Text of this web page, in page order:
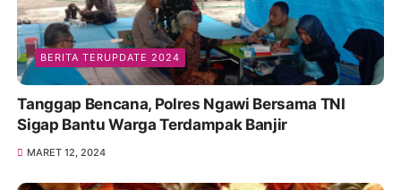
BERITA TERUPDATE 2024
Tanggap Bencana, Polres Ngawi Bersama TNI
Sigap Bantu Warga Terdampak Banjir
MARET 12, 2024